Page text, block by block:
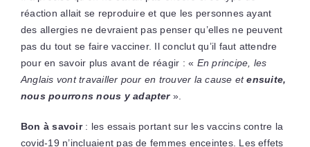
réaction allait se reproduire et que les personnes ayant
des allergies ne devraient pas penser qu’elles ne peuvent
pas du tout se faire vacciner. Il conclut qu’il faut attendre
pour en savoir plus avant de réagir : « En principe, les
Anglais vont travailler pour en trouver la cause etensuite,
nous pourrons nous y adapter».
Bon à savoir: les essais portant sur les vaccins contre la
covid-19 n’incluaient pas de femmes enceintes. Les effets